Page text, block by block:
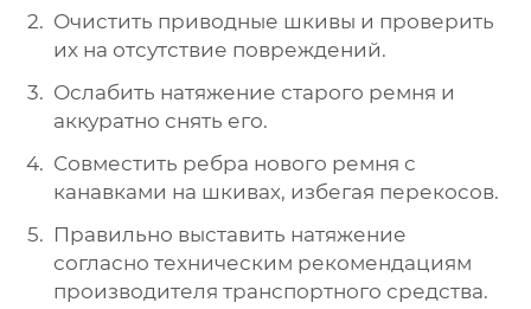
Очистить приводные шкивы и проверить
их на отсутствие повреждений.
Ослабить натяжение старого ремня и
аккуратно снять его.
Совместить ребра нового ремня с
канавками на шкивах, избегая перекосов.
Правильно выставить натяжение
согласно техническим рекомендациям
производителя транспортного средства.